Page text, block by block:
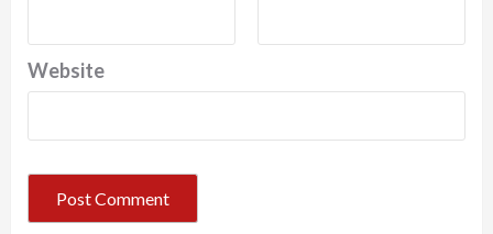
Website